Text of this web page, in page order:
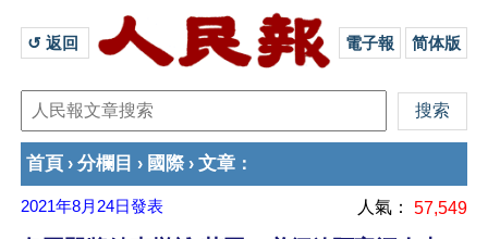
↺ 返回 電子報 简体版
首頁 › 分欄目 › 國際› 文章 ：
2021年8月24日發表 人氣： 57,549